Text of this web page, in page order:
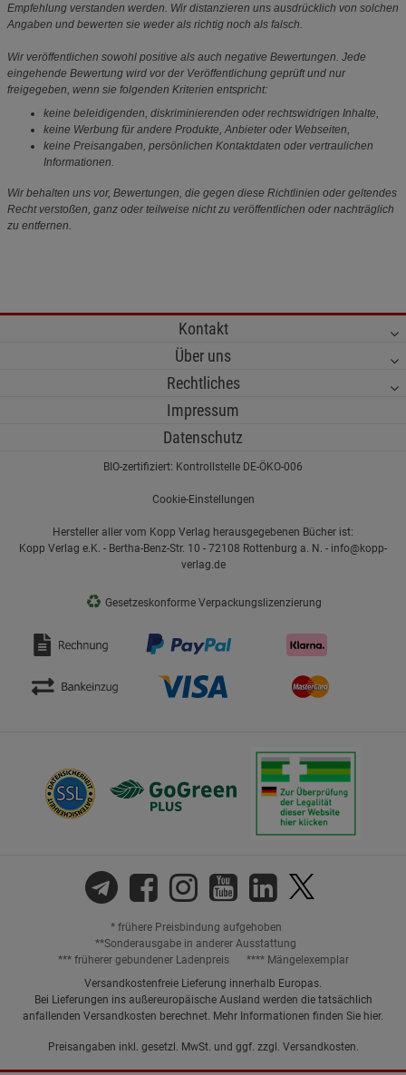
Empfehlung verstanden werden. Wir distanzieren uns ausdrücklich von solchen
Angaben und bewerten sie weder als richtig noch als falsch.
Wir veröffentlichen sowohl positive als auch negative Bewertungen. Jede
eingehende Bewertung wird vor der Veröffentlichung geprüft und nur
freigegeben, wenn sie folgenden Kriterien entspricht:
keine beleidigenden, diskriminierenden oder rechtswidrigen Inhalte,
keine Werbung für andere Produkte, Anbieter oder Webseiten,
keine Preisangaben, persönlichen Kontaktdaten oder vertraulichen
Informationen.
Wir behalten uns vor, Bewertungen, die gegen diese Richtlinien oder geltendes
Recht verstoßen, ganz oder teilweise nicht zu veröffentlichen oder nachträglich
zu entfernen.
Kontakt
Über uns
Rechtliches
Impressum
Datenschutz
BIO-zertifiziert: Kontrollstelle DE-ÖKO-006
Cookie-Einstellungen
Hersteller aller vom Kopp Verlag herausgegebenen Bücher ist:
Kopp Verlag e.K. - Bertha-Benz-Str. 10 - 72108 Rottenburg a. N. - info@kopp-
verlag.de
♻ Gesetzeskonforme Verpackungslizenzierung
* frühere Preisbindung aufgehoben
**Sonderausgabe in anderer Ausstattung
*** früherer gebundener Ladenpreis
**** Mängelexemplar
Versandkostenfreie Lieferung innerhalb Europas.
Bei Lieferungen ins außereuropäische Ausland werden die tatsächlich
anfallenden Versandkosten berechnet. Mehr Informationen finden Sie hier.
Preisangaben inkl. gesetzl. MwSt. und ggf. zzgl. Versandkosten.